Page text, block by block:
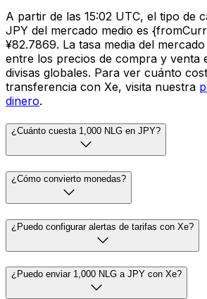
A partir de las 15:02 UTC, el tipo de
JPY del mercado medio es
¥82.7869. La tasa media del
entre los precios de compra y venta
divisas globales. Para ver cuánto
transferencia con Xe, visita nuestra
dinero.
¿Cuánto cuesta 1,000 NLG en JPY?
¿Cómo convierto monedas?
¿Puedo configurar alertas de tarifas con Xe?
¿Puedo enviar 1,000 NLG a JPY con Xe?